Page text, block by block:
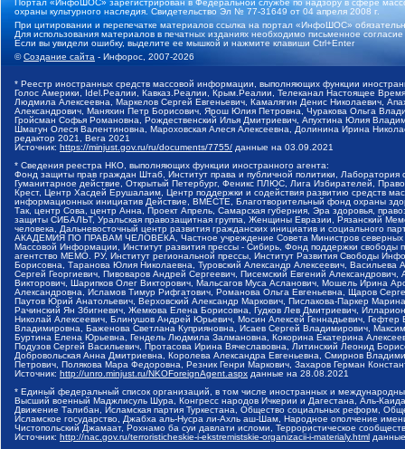
Портал «ИнфоШОС» зарегистрирован в Федеральной службе по надзору в сфере
охраны культурного наследия. Свидетельство Эл № 77-31649 от 04 апреля 2008 г.
При цитировании и перепечатке материалов ссылка на портал «ИнфоШОС»
Для использования материалов в печатных изданиях необходимо письменное
Если вы увидели ошибку, выделите ее мышкой и нажмите клавиши Ctrl+Enter
©Создание сайта - Инфорос, 2007-2026
* Реестр иностранных средств массовой информации, выполняющих функции
Голос Америки, Idel.Реалии, Кавказ.Реалии, Крым.Реалии, Телеканал Настоящее
Людмила Алексеевна, Маркелов Сергей Евгеньевич, Камалягин Денис Николаевич,
Александрович, Маняхин Петр Борисович, Ярош Юлия Петровна, Чуракова Ольга
Гройсман Софья Романовна, Рождественский Илья Дмитриевич, Апухтина Юлия
Шмагун Олеся Валентиновна, Мароховская Алеся Алексеевна, Долинина Ирина
редактор 2021, Вега 2021
Источник: https://minjust.gov.ru/ru/documents/7755/ данные на 03.09.2021
* Сведения реестра НКО, выполняющих функции иностранного агента:
Фонд защиты прав граждан Штаб, Институт права и публичной политики,
Гуманитарное действие, Открытый Петербург, Феникс ПЛЮС, Лига Избирателей,
Крест, Центр Хасдей Ерушалаим, Центр поддержки и содействия развитию средств
информационных инициатив Действие, ВМЕСТЕ, Благотворительный фонд охраны
Так, центр Сова, центр Анна, Проект Апрель, Самарская губерния, Эра здоровья,
защиты СИБАЛЬТ, Уральская правозащитная группа, Женщины Евразии, Рязанский
человека, Дальневосточный центр развития гражданских инициатив и социального
АКАДЕМИЯ ПО ПРАВАМ ЧЕЛОВЕКА, Частное учреждение Совета Министров северных
Массовой Информации, Институт развития прессы - Сибирь, Фонд поддержки
агентство МЕМО. РУ, Институт региональной прессы, Институт Развития Свободы
Борисовна, Таранова Юлия Николаевна, Туровский Александр Алексеевич,
Сергей Георгиевич, Пивоваров Андрей Сергеевич, Писемский Евгений
Викторович, Шарипков Олег Викторович, Мальсагов Муса Асланович, Мошель Ирина
Александровна, Исламов Тимур Рифгатович, Романова Ольга Евгеньевна, Щаров
Паутов Юрий Анатольевич, Верховский Александр Маркович, Пислакова-Паркер
Рачинский Ян Збигневич, Жемкова Елена Борисовна, Гудков Лев Дмитриевич,
Николай Алексеевич, Блинушов Андрей Юрьевич, Мосин Алексей Геннадьевич,
Владимировна, Баженова Светлана Куприяновна, Исаев Сергей Владимирович,
Буртина Елена Юрьевна, Гендель Людмила Залмановна, Кокорина Екатерина
Подузов Сергей Васильевич, Протасова Ирина Вячеславовна, Литинский Леонид
Добровольская Анна Дмитриевна, Королева Александра Евгеньевна, Смирнов
Петрович, Полякова Мара Федоровна, Резник Генри Маркович, Захаров Герман
Источник: http://unro.minjust.ru/NKOForeignAgent.aspx данные на 28.08.2021
* Единый федеральный список организаций, в том числе иностранных и
Высший военный Маджлисуль Шура, Конгресс народов Ичкерии и Дагестана, Аль-
Движение Талибан, Исламская партия Туркестана, Общество социальных реформ,
Исламское государство, Джабха аль-Нусра ли-Ахль аш-Шам, Народное ополчение
Чистопольский Джамаат, Рохнамо ба суи давлати исломи, Террористическое
Источник: http://nac.gov.ru/terroristicheskie-i-ekstremistskie-organizacii-i-materialy.html